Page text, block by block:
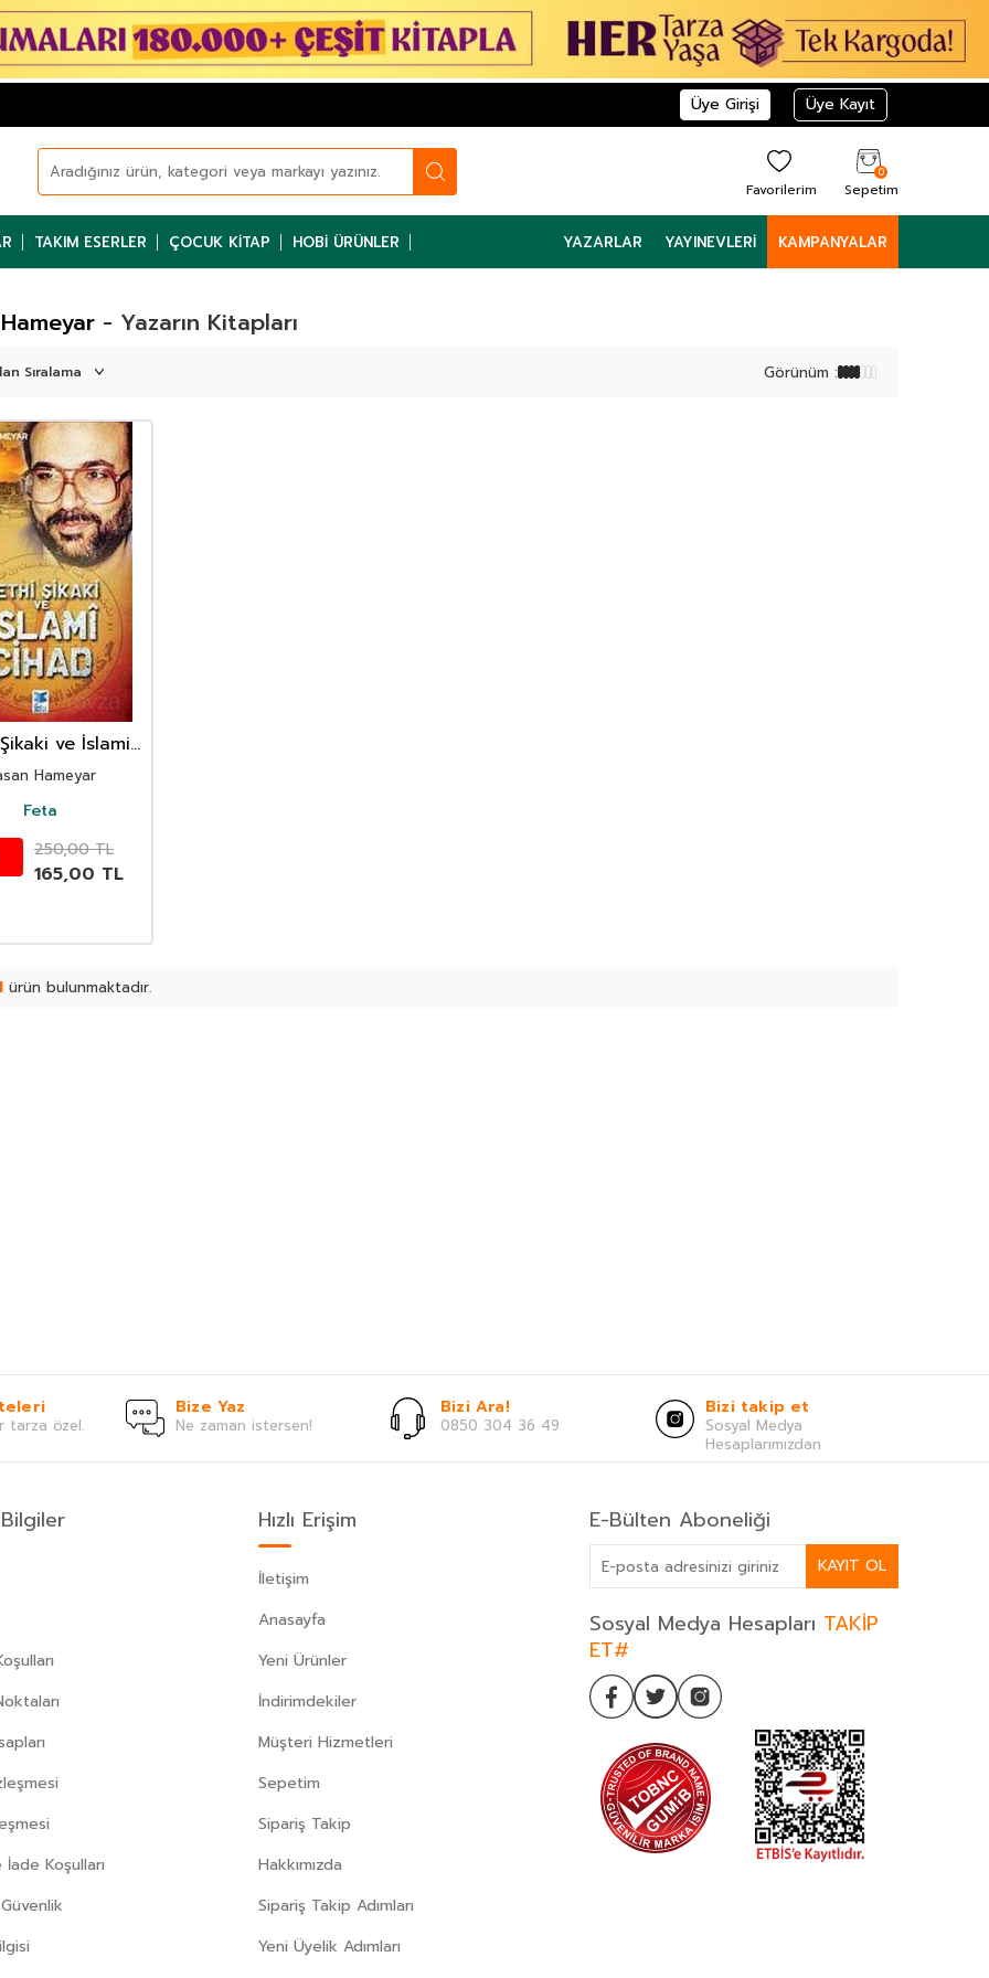
Üye Girişi Üye Kayıt
Favorilerim
0
Sepetim
TAKIM ESERLER ÇOCUK KITAP HOBI ÜRÜNLER YAZARLAR YAYINEVLERI KAMPANYALAR
- Yazarın Kitapları
Görünüm :
ve İslami
Cihad
Hameyar
Feta
250,00TL
165,00 TL
ürün bulunmaktadır.
tarza özel.
Bize Yaz
Ne zaman istersen!
Bizi Ara!
0850 304 36 49
Bizi takip et
Sosyal Medya
Hesaplarımızdan
Koşulları
Hızlı Erişim
İletişim
Anasayfa
Yeni Ürünler
İndirimdekiler
Müşteri Hizmetleri
Sepetim
Sipariş Takip
Hakkımızda
Sipariş Takip Adımları
Yeni Üyelik Adımları
E-Bülten Aboneliği
KAYIT OL
Sosyal Medya Hesapları TAKİP
ET#